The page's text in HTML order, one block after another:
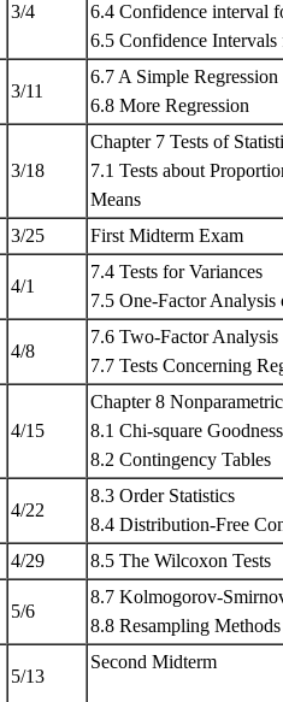
3/4
6.4 Confidence interval
6.5 Confidence
3/11
6.7 A Simple
6.8 More Regression
3/18
Chapter 7 Tests of
7.1 Tests about
Means
3/25 First Midterm Exam
4/1
7.4 Tests for Variances
7.5 One-Factor
4/8
7.6 Two-Factor Analysis
7.7 Tests Concerning
4/15
Chapter 8
8.1 Chi-square
8.2 Contingency Tables
4/22
8.3 Order Statistics
8.4 Distribution-Free
4/29 8.5 The Wilcoxon Tests
5/6
8.7 Kolmogorov-
8.8 Resampling
5/13
Second Midterm